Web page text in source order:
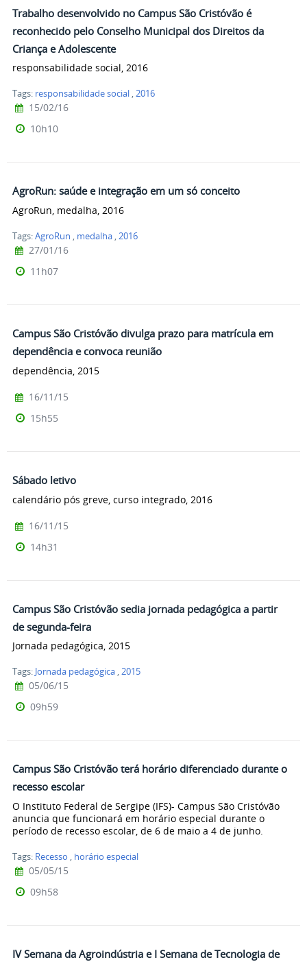
Trabalho desenvolvido no Campus São Cristóvão é
reconhecido pelo Conselho Municipal dos Direitos da
Criança e Adolescente
responsabilidade social, 2016
Tags: responsabilidade social,2016
15/02/16
10h10
AgroRun: saúde e integração em um só conceito
AgroRun, medalha, 2016
Tags:AgroRun , medalha ,2016
27/01/16
11h07
Campus São Cristóvão divulga prazo para matrícula em
dependência e convoca reunião
dependência, 2015
16/11/15
15h55
Sábado letivo
calendário pós greve, curso integrado, 2016
16/11/15
14h31
Campus São Cristóvão sedia jornada pedagógica a partir
de segunda-feira
Jornada pedagógica, 2015
Tags:Jornada pedagógica,2015
05/06/15
09h59
Campus São Cristóvão terá horário diferenciado durante o
recesso escolar
O Instituto Federal de Sergipe (IFS)- Campus São Cristóvão
anuncia que funcionará em horário especial durante o
período de recesso escolar, de 6 de maio a 4 de junho.
Tags: Recesso , horário especial
05/05/15
09h58
IV Semana da Agroindústria e I Semana de Tecnologia de